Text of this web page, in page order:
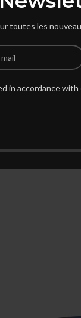
toutes les
in accordance with